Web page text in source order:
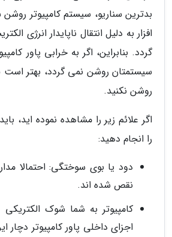
بدترین سناریو، سیستم کامپیوتر
افزار به دلیل انتقال ناپایدار انرژی
گردد. بنابراین، اگر به خرابی پاور
سیستمتان روشن نمی گردد، بهتر است
روشن نکنید.
اگر علائم زیر را مشاهده نموده اید،
را انجام دهید:
دود یا بوی سوختگی: احتمالا
نقص شده اند.
کامپیوتر به شما شوک
اجزای داخلی پاور کامپیوتر دچار